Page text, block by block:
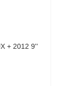
+ 2012 9''